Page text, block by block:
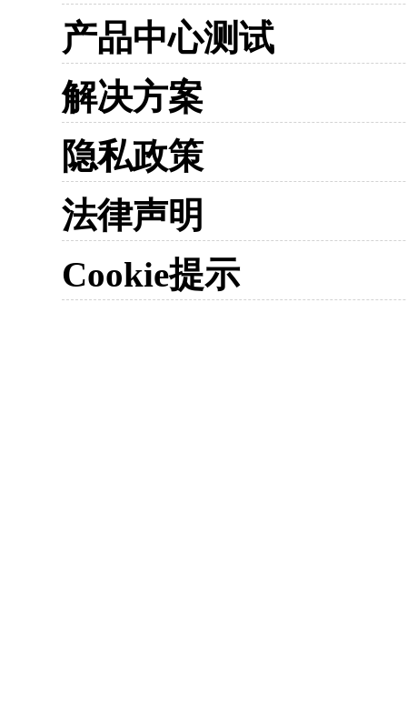
产品中心测试
解决方案
隐私政策
法律声明
Cookie提示